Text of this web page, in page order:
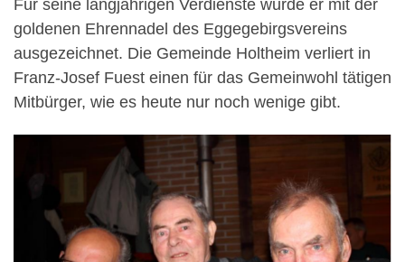
Für seine langjährigen Verdienste wurde er mit der
goldenen Ehrennadel des Eggegebirgsvereins
ausgezeichnet. Die Gemeinde Holtheim verliert in
Franz-Josef Fuest einen für das Gemeinwohl tätigen
Mitbürger, wie es heute nur noch wenige gibt.